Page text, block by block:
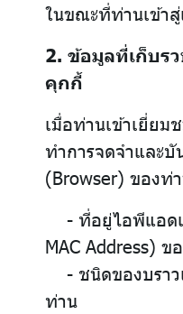
ในขณะที่ท่านเข้า
2. ข้อมูลที่เก็บร
คุกกี้
เมื่อท่านเข้าเยี่ยม
ทำการจดจำและ
(Browser) ของท่
- ที่อยู่ไอพีแอดเ
MAC Address)
- ชนิดของบราว
ท่าน